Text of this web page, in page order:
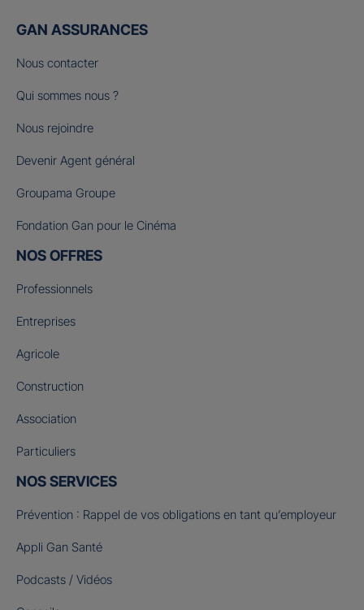
GAN ASSURANCES
Nous contacter
Qui sommes nous ?
Nous rejoindre
Devenir Agent général
Groupama Groupe
Fondation Gan pour le Cinéma
NOS OFFRES
Professionnels
Entreprises
Agricole
Construction
Association
Particuliers
NOS SERVICES
Prévention : Rappel de vos obligations en tant qu’employeur
Appli Gan Santé
Podcasts / Vidéos